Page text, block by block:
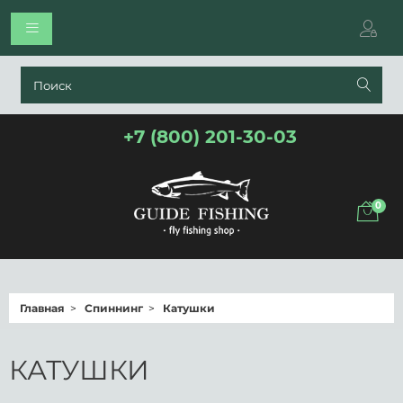
+7 (800) 201-30-03
0
Главная Спиннинг Катушки
КАТУШКИ